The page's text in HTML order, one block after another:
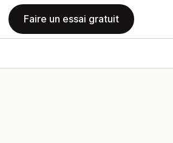
Faire un essai gratuit